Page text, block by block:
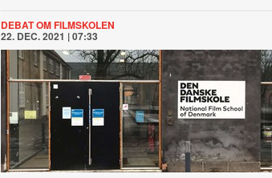
DEBAT OM FILMSKOLEN
22. DEC. 2021 | 07:33